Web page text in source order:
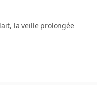
la veille prolongée